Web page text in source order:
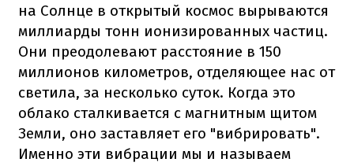
на Солнце в открытый космос вырываются
миллиарды тонн ионизированных частиц.
Они преодолевают расстояние в 150
миллионов километров, отделяющее нас от
светила, за несколько суток. Когда это
облако сталкивается с магнитным щитом
Земли, оно заставляет его "вибрировать".
Именно эти вибрации мы и называем